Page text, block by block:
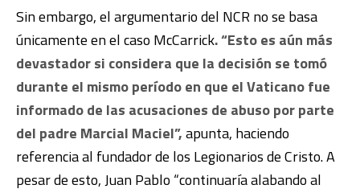
Sin embargo, el argumentario del NCR no se basa
únicamente en el caso McCarrick. “Esto es aún más
devastador si considera que la decisión se tomó
durante el mismo período en que el Vaticano fue
informado de las acusaciones de abuso por parte
del padre Marcial Maciel”,apunta, haciendo
referencia al fundador de los Legionarios de Cristo. A
pesar de esto, Juan Pablo “continuaría alabando al